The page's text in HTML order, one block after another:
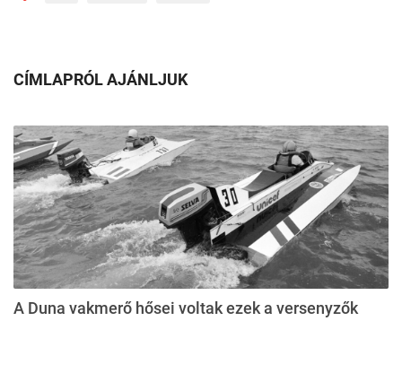
CÍMLAPRÓL AJÁNLJUK
A Duna vakmerő hősei voltak ezek a versenyzők